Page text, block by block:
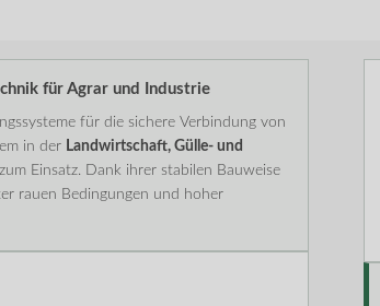
für Agrar und Industrie
für die sichere Verbindung von
in der Landwirtschaft, Gülle- und
zum Einsatz. Dank ihrer stabilen Bauweise
rauen Bedingungen und hoher